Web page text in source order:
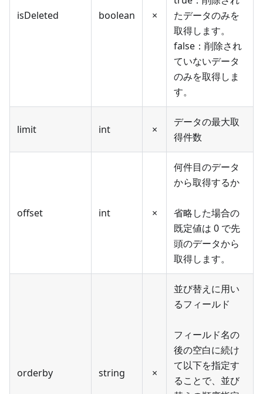
isDeleted boolean ×
たデータのみを
取得します。
false：削除され
ていないデータ
のみを取得しま
す。
limit int ×
データの最大取
得件数
offset int ×
何件目のデータ
から取得するか
省略した場合の
既定値は 0 で先
頭のデータから
取得します。
orderby string ×
並び替えに用い
るフィールド
フィールド名の
後の空白に続け
て以下を指定す
ることで、並び